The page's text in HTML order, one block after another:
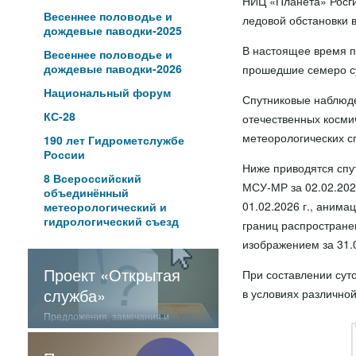
Весеннее половодье и
дождевые паводки-2025
Весеннее половодье и
дождевые паводки-2026
Национальный форум
КС-28
190 лет Гидрометслужбе
России
8 Всероссийский
объединённый
метеорологический и
гидрологический съезд
Проект «Открытая
служба»
Предложения, замечания и
отзывы о нашей работе
ледовой
В настоящее время
прошедшие семеро
Спутниковые
отечественных
метеорологических
Ниже приводятся
МСУ-МР за
01.02.2026 г.,
границ
изображением за
При составлении
в условиях